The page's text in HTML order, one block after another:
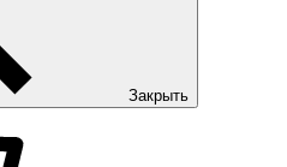
Закрыть